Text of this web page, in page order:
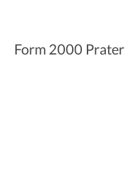
Form 2000 Prater